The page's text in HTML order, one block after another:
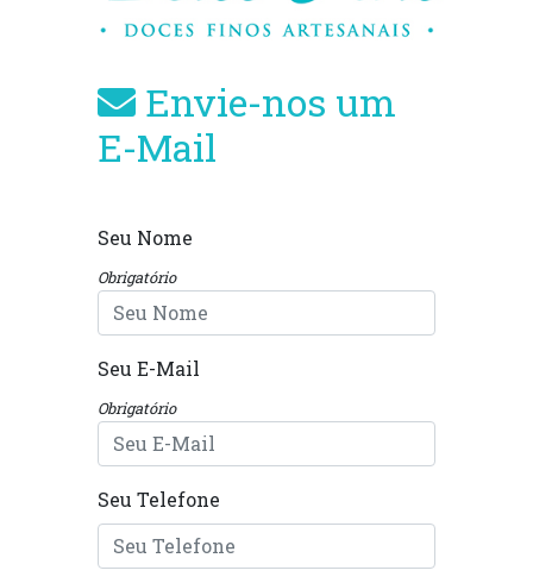
Envie-nos um
E-Mail
Seu Nome
Obrigatório
Seu E-Mail
Obrigatório
Seu Telefone